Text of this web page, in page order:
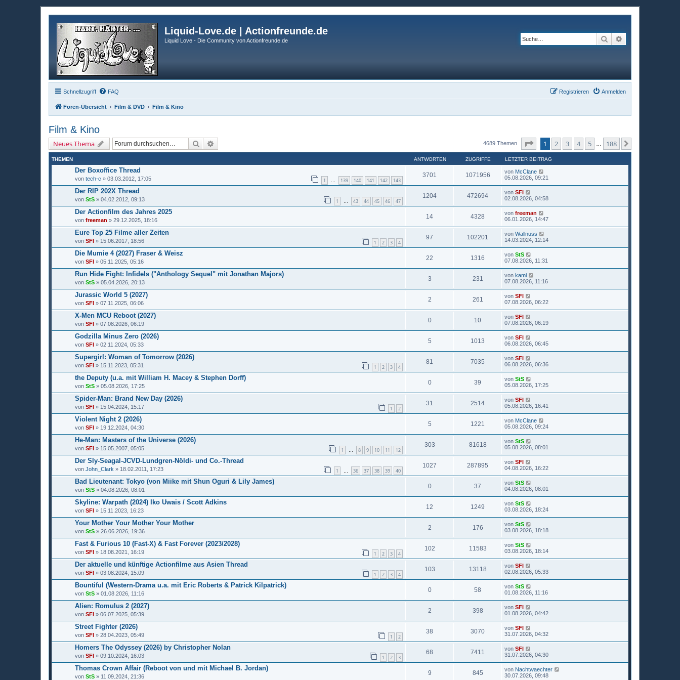
Liquid-Love.de | Actionfreunde.de
Liquid Love - Die Community von Actionfreunde.de Suche
Schnellzugriff FAQ Anmelden
Registrieren
Foren-Übersicht Film & DVD Film & Kino
Film & Kino
Neues Thema Suche 4689 Themen Seite von188
1 2 3 4 5 188
THEMEN ANTWORTEN ZUGRIFFE LETZTER BEITRAG
Der Boxoffice Thread
von tech-c » 03.03.2012, 17:05 1 … 139 140 141 142 143
3701 1071956 von McClane
05.08.2026, 09:21
Der RIP 202X Thread
von StS » 04.02.2012, 09:13 1 … 43 44 45 46 47
1204 472694 von SFI
02.08.2026, 04:58
Der Actionfilm des Jahres 2025
von freeman » 29.12.2025, 18:16
14 4328 von freeman
06.01.2026, 14:47
Eure Top 25 Filme aller Zeiten
von SFI » 15.06.2017, 18:56 1 2 3 4
97 102201 von Wallnuss
14.03.2024, 12:14
Die Mumie 4 (2027) Fraser & Weisz
von SFI » 05.11.2025, 05:16
22 1316 von StS
07.08.2026, 11:31
Run Hide Fight: Infidels ("Anthology Sequel" mit Jonathan Majors)
von StS » 05.04.2026, 20:13
3 231 von kami
07.08.2026, 11:16
Jurassic World 5 (2027)
von SFI » 07.11.2025, 06:06
2 261 von SFI
07.08.2026, 06:22
X-Men MCU Reboot (2027)
von SFI » 07.08.2026, 06:19
0 10 von SFI
07.08.2026, 06:19
Godzilla Minus Zero (2026)
von SFI » 02.11.2024, 05:33
5 1013 von SFI
06.08.2026, 06:45
Supergirl: Woman of Tomorrow (2026)
von SFI » 15.11.2023, 05:31 1 2 3 4
81 7035 von SFI
06.08.2026, 06:36
the Deputy (u.a. mit William H. Macey & Stephen Dorff)
von StS » 05.08.2026, 17:25
0 39 von StS
05.08.2026, 17:25
Spider-Man: Brand New Day (2026)
von SFI » 15.04.2024, 15:17 1 2
31 2514 von SFI
05.08.2026, 16:41
Violent Night 2 (2026)
von SFI » 19.12.2024, 04:30
5 1221 von McClane
05.08.2026, 09:24
He-Man: Masters of the Universe (2026)
von SFI » 15.05.2007, 05:05 1 … 8 9 10 11 12
303 81618 von StS
05.08.2026, 08:01
Der Sly-Seagal-JCVD-Lundgren-Nöldi- und Co.-Thread
von John_Clark » 18.02.2011, 17:23 1 … 36 37 38 39 40
1027 287895 von SFI
04.08.2026, 16:22
Bad Lieutenant: Tokyo (von Miike mit Shun Oguri & Lily James)
von StS » 04.08.2026, 08:01
0 37 von StS
04.08.2026, 08:01
Skyline: Warpath (2024) Iko Uwais / Scott Adkins
von SFI » 15.11.2023, 16:23
12 1249 von StS
03.08.2026, 18:24
Your Mother Your Mother Your Mother
von StS » 26.06.2026, 19:36
2 176 von StS
03.08.2026, 18:18
Fast & Furious 10 (Fast-X) & Fast Forever (2023/2028)
von SFI » 18.08.2021, 16:19 1 2 3 4
102 11583 von StS
03.08.2026, 18:14
Der aktuelle und künftige Actionfilme aus Asien Thread
von SFI » 03.08.2024, 15:09 1 2 3 4
103 13118 von SFI
02.08.2026, 05:33
Bountiful (Western-Drama u.a. mit Eric Roberts & Patrick Kilpatrick)
von StS » 01.08.2026, 11:16
0 58 von StS
01.08.2026, 11:16
Alien: Romulus 2 (2027)
von SFI » 06.07.2025, 05:39
2 398 von SFI
01.08.2026, 04:42
Street Fighter (2026)
von SFI » 28.04.2023, 05:49 1 2
38 3070 von SFI
31.07.2026, 04:32
Homers The Odyssey (2026) by Christopher Nolan
von SFI » 09.10.2024, 16:03 1 2 3
68 7411 von SFI
31.07.2026, 04:30
Thomas Crown Affair (Reboot von und mit Michael B. Jordan)
von StS » 11.09.2024, 21:36
9 845 von Nachtwaechter
30.07.2026, 09:48